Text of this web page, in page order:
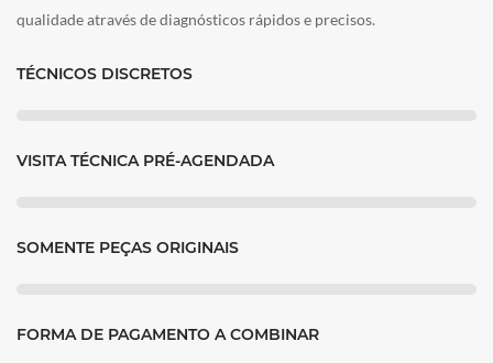
qualidade através de diagnósticos rápidos e precisos.
TÉCNICOS DISCRETOS
VISITA TÉCNICA PRÉ-AGENDADA
SOMENTE PEÇAS ORIGINAIS
FORMA DE PAGAMENTO A COMBINAR